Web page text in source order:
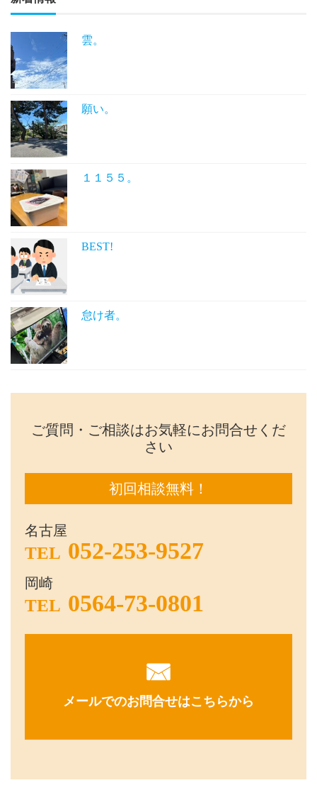
雲。
願い。
１１５５。
BEST!
怠け者。
ご質問・ご相談はお気軽にお問合せくだ
さい
初回相談無料！
名古屋
TEL 052-253-9527
岡崎
TEL 0564-73-0801
メールでのお問合せはこちらから